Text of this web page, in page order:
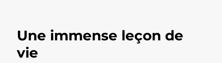
Une immense leçon de
vie